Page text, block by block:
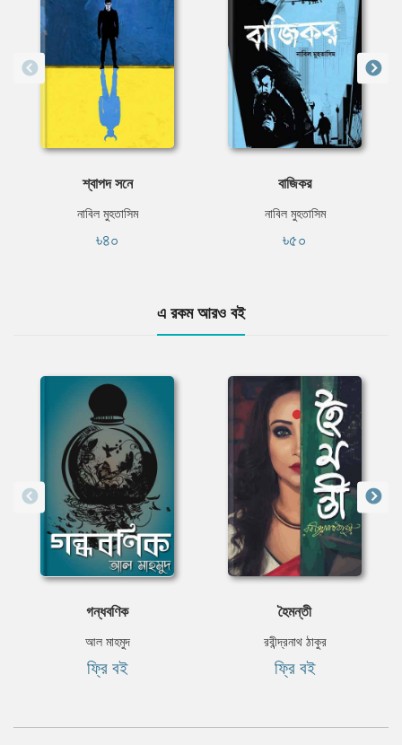
শ্বাপদ সনে
নাবিল মুহতাসিম
৳৪০
বাজিকর
নাবিল মুহতাসিম
৳৫০
এ রকম আরও বই
গন্ধবণিক
আল মাহমুদ
ফ্রি বই
হৈমন্তী
রবীন্দ্রনাথ ঠাকুর
ফ্রি বই